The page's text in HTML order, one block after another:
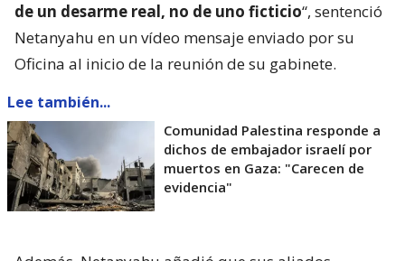
de un desarme real, no de uno ficticio“, sentenció
Netanyahu en un vídeo mensaje enviado por su
Oficina al inicio de la reunión de su gabinete.
Lee también...
Comunidad Palestina responde a
dichos de embajador israelí por
muertos en Gaza: "Carecen de
evidencia"